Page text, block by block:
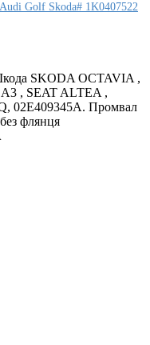
Golf Skoda# 1K0407522
SKODA OCTAVIA ,
, SEAT ALTEA ,
02E409345A. Промвал
флянця